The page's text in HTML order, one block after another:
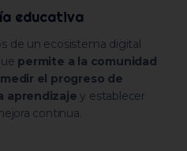
educativa
de un ecosistema digital
permite a la comunidad
el progreso de
aprendizaje y establecer
continua.